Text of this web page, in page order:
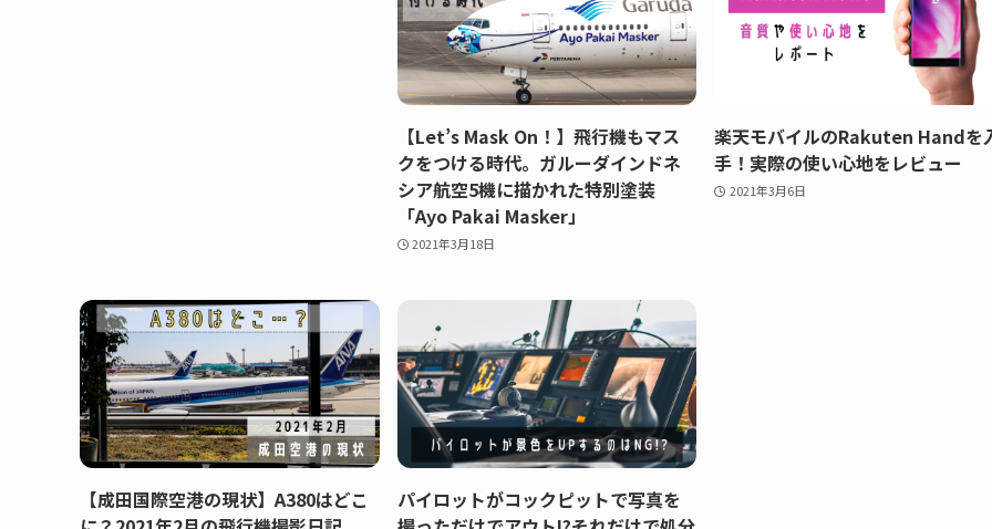
【Let’s Mask On！】飛行機もマス
クをつける時代。ガルーダインドネ
シア航空5機に描かれた特別塗装
「Ayo Pakai Masker」
2021年3月18日
楽天モバイルのRakuten Handを
手！実際の使い心地をレビュー
2021年3月6日
【成田国際空港の現状】A380はどこ
パイロットがコックピットで写真を